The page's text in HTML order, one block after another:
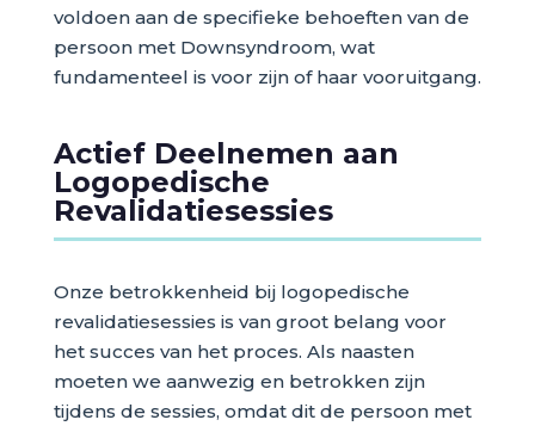
voldoen aan de specifieke behoeften van de
persoon met Downsyndroom, wat
fundamenteel is voor zijn of haar vooruitgang.
Actief Deelnemen aan
Logopedische
Revalidatiesessies
Onze betrokkenheid bij logopedische
revalidatiesessies is van groot belang voor
het succes van het proces. Als naasten
moeten we aanwezig en betrokken zijn
tijdens de sessies, omdat dit de persoon met